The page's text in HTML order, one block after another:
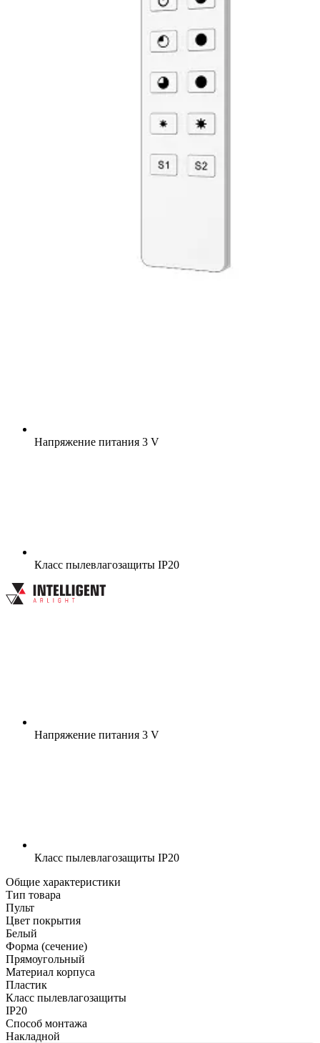
Напряжение питания 3 V
Класс пылевлагозащиты IP20
Напряжение питания 3 V
Класс пылевлагозащиты IP20
Общие характеристики
Тип товара
Пульт
Цвет покрытия
Белый
Форма (сечение)
Прямоугольный
Материал корпуса
Пластик
Класс пылевлагозащиты
IP20
Способ монтажа
Накладной